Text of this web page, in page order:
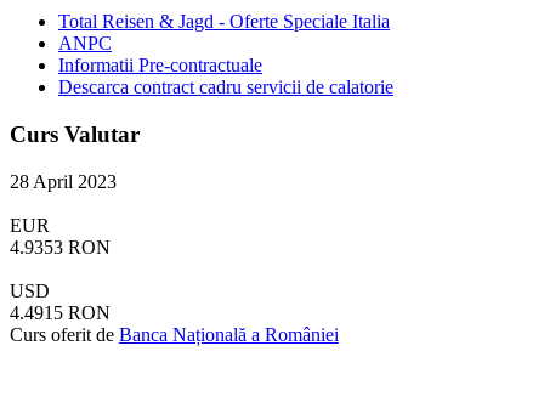
Total Reisen & Jagd - Oferte Speciale Italia
ANPC
Informatii Pre-contractuale
Descarca contract cadru servicii de calatorie
Curs Valutar
28 April 2023
EUR
4.9353 RON
USD
4.4915 RON
Curs oferit de Banca Națională a României